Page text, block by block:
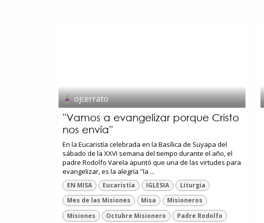
ojcerrato
''Vamos a evangelizar porque Cristo
nos envía''
En la Eucaristía celebrada en la Basílica de Suyapa del
sábado de la XXVI semana del tiempo durante el año, el
padre Rodolfo Varela apuntó que una de las virtudes para
evangelizar, es la alegría ''la ...
EN MISA Eucaristía IGLESIA
Liturgia
Mes de las Misiones
Misa
Misioneros
Misiones
Octubre Misionero
Padre Rodolfo